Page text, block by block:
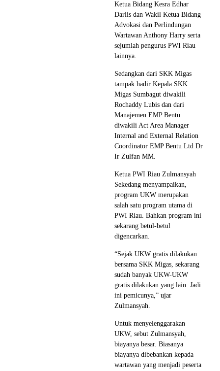
Ketua Bidang Kesra Edhar
Darlis dan Wakil Ketua Bidang
Advokasi dan Perlindungan
Wartawan Anthony Harry serta
sejumlah pengurus PWI Riau
lainnya.
Sedangkan dari SKK Migas
tampak hadir Kepala SKK
Migas Sumbagut diwakili
Rochaddy Lubis dan dari
Manajemen EMP Bentu
diwakili Act Area Manager
Internal and External Relation
Coordinator EMP Bentu Ltd Dr
Ir Zulfan MM.
Ketua PWI Riau Zulmansyah
Sekedang menyampaikan,
program UKW merupakan
salah satu program utama di
PWI Riau. Bahkan program ini
sekarang betul-betul
digencarkan.
“Sejak UKW gratis dilakukan
bersama SKK Migas, sekarang
sudah banyak UKW-UKW
gratis dilakukan yang lain. Jadi
ini pemicunya,” ujar
Zulmansyah.
Untuk menyelenggarakan
UKW, sebut Zulmansyah,
biayanya besar. Biasanya
biayanya dibebankan kepada
wartawan yang menjadi peserta